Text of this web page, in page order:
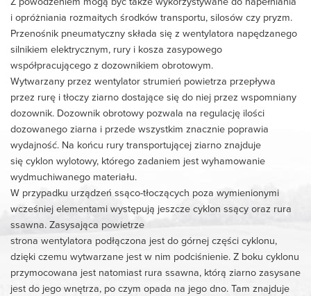
i opróżniania rozmaitych środków transportu, silosów czy pryzm.
Przenośnik pneumatyczny składa się z wentylatora napędzanego
silnikiem elektrycznym, rury i kosza zasypowego
współpracującego z dozownikiem obrotowym.
Wytwarzany przez wentylator strumień powietrza przepływa
przez rurę i tłoczy ziarno dostające się do niej przez wspomniany
dozownik. Dozownik obrotowy pozwala na regulację ilości
dozowanego ziarna i przede wszystkim znacznie poprawia
wydajność. Na końcu rury transportującej ziarno znajduje
się cyklon wylotowy, którego zadaniem jest wyhamowanie
wydmuchiwanego materiału.
W przypadku urządzeń ssąco-tłoczących poza wymienionymi
wcześniej elementami występują jeszcze cyklon ssący oraz rura
ssawna. Zasysająca powietrze
strona wentylatora podłączona jest do górnej części cyklonu,
dzięki czemu wytwarzane jest w nim podciśnienie. Z boku cyklonu
przymocowana jest natomiast rura ssawna, którą ziarno zasysane
jest do jego wnętrza, po czym opada na jego dno. Tam znajduje